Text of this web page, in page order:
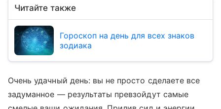
Читайте также
Гороскоп на день для всех знаков
зодиака
Очень удачный день: вы не просто сделаете все
задуманное — результаты превзойдут самые